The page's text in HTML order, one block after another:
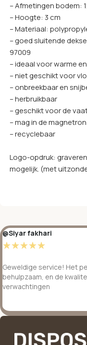
– Afmetingen bodem:
– Hoogte: 3 cm
– Materiaal:
– goed sluitende
97009
– ideaal voor warme
– niet geschikt voor
– onbreekbaar en
– herbruikbaar
– geschikt voor de
– mag in de
– recyclebaar
Logo-opdruk:
mogelijk. (met
@Siyar fakhari
☆☆☆☆☆
Geweldige service! Het
behulpzaam, en de
verwachtingen